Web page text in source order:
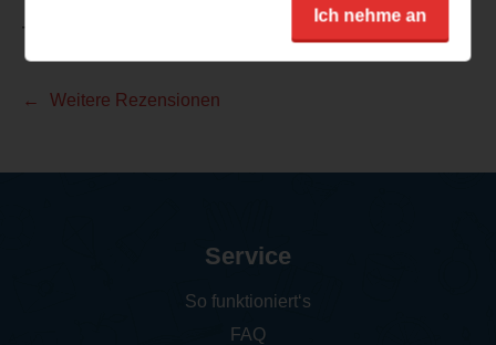
TEILEN
Weitere Rezensionen
Ich nehme an
Service
So funktioniert‘s
FAQ